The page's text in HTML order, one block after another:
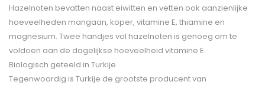
Hazelnoten bevatten naast eiwitten en vetten ook aanzienlijke
hoeveelheden mangaan, koper, vitamine E, thiamine en
magnesium. Twee handjes vol hazelnoten is genoeg om te
voldoen aan de dagelijkse hoeveelheid vitamine E.
Biologisch geteeld in Turkije
Tegenwoordig is Turkije de grootste producent van